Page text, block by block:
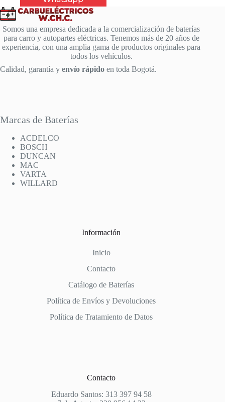
Somos una empresa dedicada a la comercialización de baterías
para carro y autopartes eléctricas. Tenemos más de 20 años de
experiencia, con una amplia gama de productos originales para
todos los vehículos.
Calidad, garantía y envío rápido en toda Bogotá.
Marcas de Baterías
ACDELCO
BOSCH
DUNCAN
MAC
VARTA
WILLARD
Información
Inicio
Contacto
Catálogo de Baterías
Política de Envíos y Devoluciones
Política de Tratamiento de Datos
Contacto
Eduardo Santos: 313 397 94 58